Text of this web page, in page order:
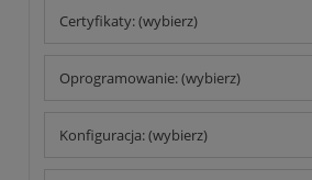
Certyfikaty: (wybierz)
Oprogramowanie: (wybierz)
Konfiguracja: (wybierz)